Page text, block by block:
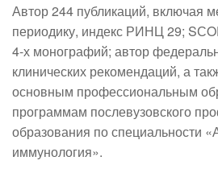
Автор 244 публикаций, включая
периодику, индекс РИНЦ 29;
4-х монографий; автор
клинических рекомендаций, а
основным профессиональным
программам послевузовского
образования по специальности
иммунология».